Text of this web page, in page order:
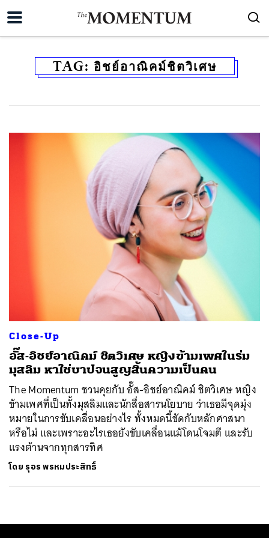
TAG: อิชย์อาณิคม์ชิตวิเศษ
Close-Up
อั๊ส-อิชย์อาณิคม์ ชิตวิเศษ หญิงข้ามเพศในร่ม
มุสลิม หาใช่บาปจนสูญสิ้นความเป็นคน
The Momentum ชวนคุยกับ อั๊ส-อิชย์อาณิคม์ ชิตวิเศษ หญิง
ข้ามเพศที่เป็นทั้งมุสลิมและนักสื่อสารนโยบาย ว่าเธอมีจุดมุ่ง
หมายในการขับเคลื่อนอย่างไร ทั้งหมดนี้ขัดกับหลักศาสนา
หรือไม่ และเพราะอะไรเธอยังขับเคลื่อนแม้โดนโจมตี และรับ
แรงต้านจากทุกสารทิศ
โดย รุอร พรหมประสิทธิ์
SHARE TWEET LINE EMAIL